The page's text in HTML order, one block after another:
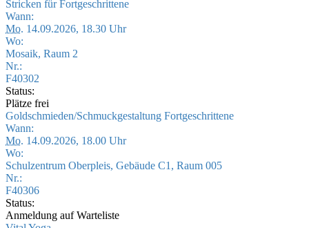
Stricken für Fortgeschrittene
Wann:
Mo. 14.09.2026, 18.30 Uhr
Wo:
Mosaik, Raum 2
Nr.:
F40302
Status:
Plätze frei
Goldschmieden/Schmuckgestaltung Fortgeschrittene
Wann:
Mo. 14.09.2026, 18.00 Uhr
Wo:
Schulzentrum Oberpleis, Gebäude C1, Raum 005
Nr.:
F40306
Status:
Anmeldung auf Warteliste